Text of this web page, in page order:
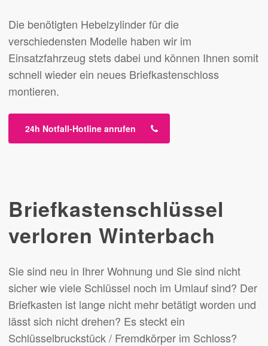
Die benötigten Hebelzylinder für die
verschiedensten Modelle haben wir im
Einsatzfahrzeug stets dabei und können Ihnen somit
schnell wieder ein neues Briefkastenschloss
montieren.
24h Notfall-Hotline anrufen
Briefkastenschlüssel
verloren Winterbach
Sie sind neu in Ihrer Wohnung und Sie sind nicht
sicher wie viele Schlüssel noch im Umlauf sind? Der
Briefkasten ist lange nicht mehr betätigt worden und
lässt sich nicht drehen? Es steckt ein
Schlüsselbruckstück / Fremdkörper im Schloss?